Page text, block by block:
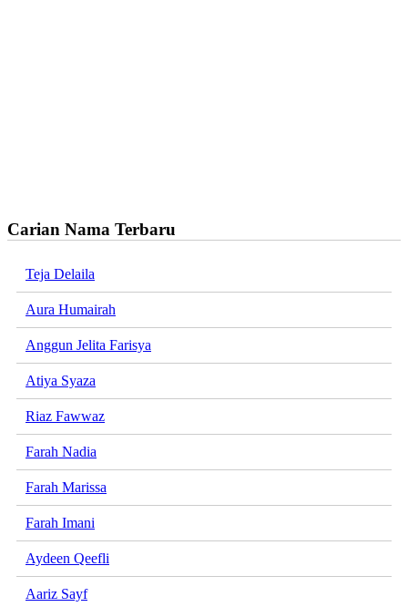
Carian Nama Terbaru
Teja Delaila
Aura Humairah
Anggun Jelita Farisya
Atiya Syaza
Riaz Fawwaz
Farah Nadia
Farah Marissa
Farah Imani
Aydeen Qeefli
Aariz Sayf